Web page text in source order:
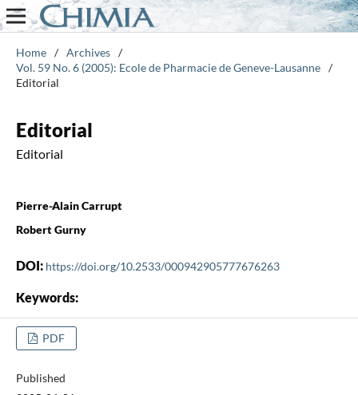
Home / Archives /
Vol. 59 No. 6 (2005): Ecole de Pharmacie de Geneve-Lausanne /
Editorial
Editorial
Editorial
Pierre-Alain Carrupt
Robert Gurny
DOI: https://doi.org/10.2533/000942905777676263
Keywords:
PDF
Published